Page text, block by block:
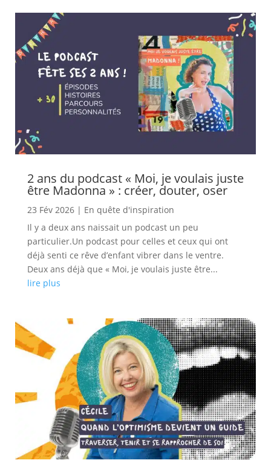
2 ans du podcast « Moi, je voulais juste
être Madonna » : créer, douter, oser
23 Fév 2026| En quête d'inspiration
Il y a deux ans naissait un podcast un peu
particulier.Un podcast pour celles et ceux qui ont
déjà senti ce rêve d’enfant vibrer dans le ventre.
Deux ans déjà que « Moi, je voulais juste être...
lire plus